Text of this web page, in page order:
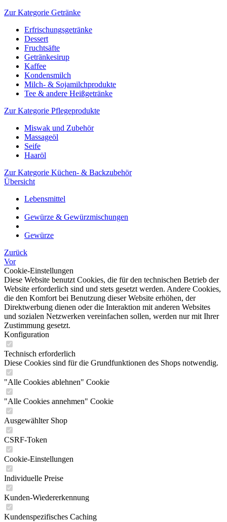
Zur Kategorie Getränke
Erfrischungsgetränke
Dessert
Fruchtsäfte
Getränkesirup
Kaffee
Kondensmilch
Milch- & Sojamilchprodukte
Tee & andere Heißgetränke
Zur Kategorie Pflegeprodukte
Miswak und Zubehör
Massageöl
Seife
Haaröl
Zur Kategorie Küchen- & Backzubehör
Übersicht
Lebensmittel
Gewürze & Gewürzmischungen
Gewürze
Zurück
Vor
Cookie-Einstellungen
Diese Website benutzt Cookies, die für den technischen Betrieb der
Website erforderlich sind und stets gesetzt werden. Andere Cookies,
die den Komfort bei Benutzung dieser Website erhöhen, der
Direktwerbung dienen oder die Interaktion mit anderen Websites
und sozialen Netzwerken vereinfachen sollen, werden nur mit Ihrer
Zustimmung gesetzt.
Konfiguration
Technisch erforderlich
Diese Cookies sind für die Grundfunktionen des Shops notwendig.
"Alle Cookies ablehnen" Cookie
"Alle Cookies annehmen" Cookie
Ausgewählter Shop
CSRF-Token
Cookie-Einstellungen
Individuelle Preise
Kunden-Wiedererkennung
Kundenspezifisches Caching